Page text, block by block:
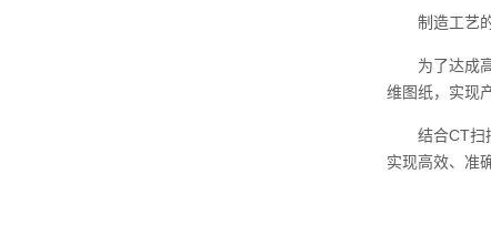
制造工艺的
为了达成高
维图纸，实现
结合CT扫描
实现高效、准